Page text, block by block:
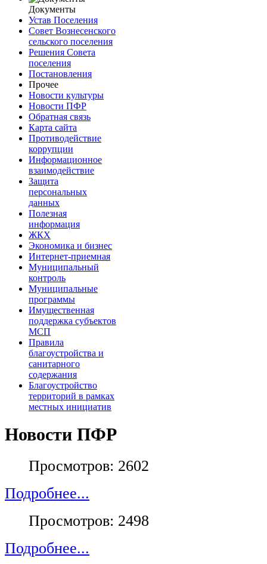
Документы
Устав Поселения
Совет Вознесенского
сельского поселения
Решения Совета
поселения
Постановления
Прочее
Новости культуры
Новости ПФР
Обратная связь
Карта сайта
Противодействие
коррупции
Информационное
взаимодействие
Защита
персональных
данных
Полезная
информация
ЖКХ
Экономика и бизнес
Интернет-приемная
Муниципальный
контроль
Муниципальные
программы
Имущественная
поддержка субъектов
МСП
Правила
благоустройства и
санитарного
содержания
Благоустройство
территорий в рамках
местных инициатив
Новости ПФР
Просмотров: 2602
Подробнее...
Просмотров: 2498
Подробнее...